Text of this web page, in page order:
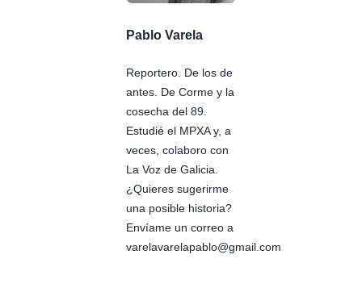
Pablo Varela
Reportero. De los de
antes. De Corme y la
cosecha del 89.
Estudié el MPXA y, a
veces, colaboro con
La Voz de Galicia.
¿Quieres sugerirme
una posible historia?
Envíame un correo a
varelavarelapablo@gmail.com